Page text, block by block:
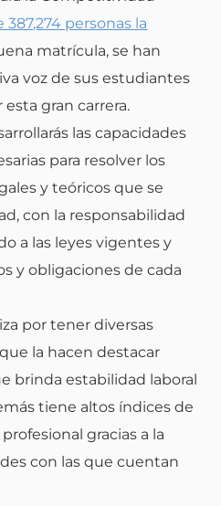
personas la
matrícula, se han
voz de sus estudiantes
esta gran carrera.
las capacidades
para resolver los
y teóricos que se
con la responsabilidad
a las leyes vigentes y
y obligaciones de cada
por tener diversas
la hacen destacar
brinda estabilidad laboral
tiene altos índices de
gracias a la
con las que cuentan